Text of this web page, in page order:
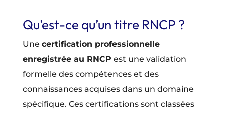
Qu’est-ce qu’un titre RNCP ?
Une certification professionnelle
enregistrée au RNCP est une validation
formelle des compétences et des
connaissances acquises dans un domaine
spécifique. Ces certifications sont classées